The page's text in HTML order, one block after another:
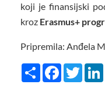
koji je finansijski
kroz Erasmus+
Pripremila: Anđela
Share Facebook